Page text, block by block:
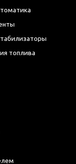
топлива